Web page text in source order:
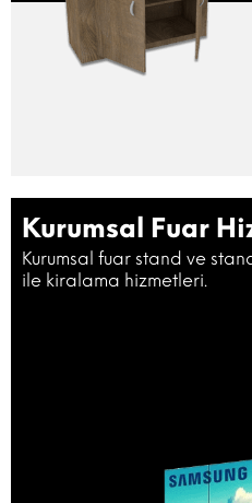
Kurumsal Fuar
Kurumsal fuar stand ve
ile kiralama hizmetleri.